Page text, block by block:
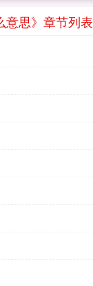
意思》章节列表